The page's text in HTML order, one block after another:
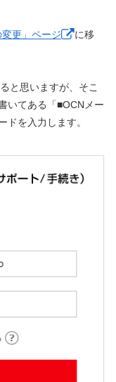
更」ページ
に移
と思いますが、そこ
いてある「■OCNメー
ドを入力します。